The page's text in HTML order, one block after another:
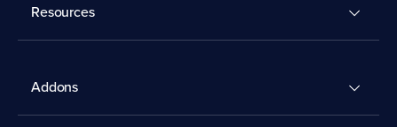
Resources
Addons